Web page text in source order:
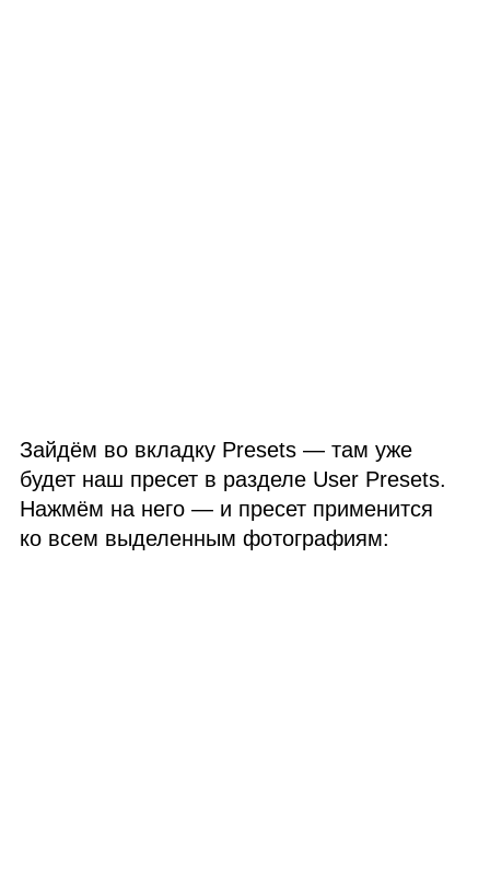
Зайдём во вкладку Presets — там уже
будет наш пресет в разделе User Presets.
Нажмём на него — и пресет применится
ко всем выделенным фотографиям: